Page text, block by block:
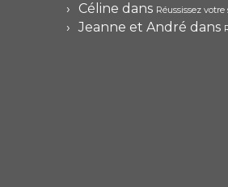
Céline dans Réussissez votre
Jeanne et André dans